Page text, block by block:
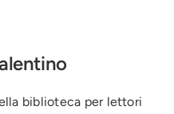
biblioteca per lettori